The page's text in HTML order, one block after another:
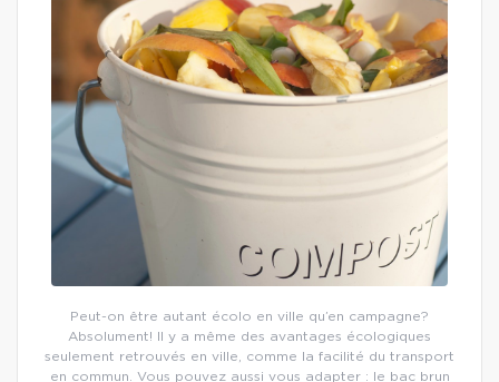
Peut-on être autant écolo en ville qu’en campagne?
Absolument! Il y a même des avantages écologiques
seulement retrouvés en ville, comme la facilité du transport
en commun. Vous pouvez aussi vous adapter : le bac brun